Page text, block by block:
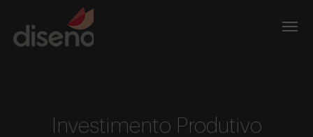
Investimento Produtivo